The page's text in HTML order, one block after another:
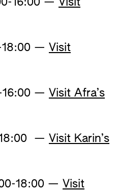
16:00 — Visit
18:00 — Visit
16:00 — Visit Afra’s
18:00 — Visit Karin’s
18:00 — Visit